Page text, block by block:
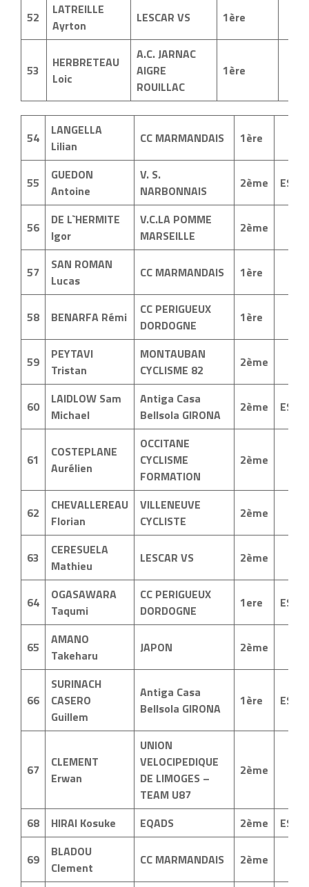
52
LATREILLE
Ayrton
LESCAR VS 1ère
53
HERBRETEAU
Loic
A.C. JARNAC
AIGRE
ROUILLAC
1ère
54
LANGELLA
Lilian
CC MARMANDAIS 1ère
55
GUEDON
Antoine
V. S.
NARBONNAIS
2ème ESP
56
DE L`HERMITE
Igor
V.C.LA POMME
MARSEILLE
2ème
57
SAN ROMAN
Lucas
CC MARMANDAIS 1ère
58 BENARFA Rémi
CC PERIGUEUX
DORDOGNE
1ère
59
PEYTAVI
Tristan
MONTAUBAN
CYCLISME 82
2ème
60
LAIDLOW Sam
Michael
Antiga Casa
Bellsola GIRONA
2ème ESP
61
COSTEPLANE
Aurélien
OCCITANE
CYCLISME
FORMATION
2ème
62
CHEVALLEREAU
Florian
VILLENEUVE
CYCLISTE
2ème
63
CERESUELA
Mathieu
LESCAR VS 2ème
64
OGASAWARA
Taqumi
CC PERIGUEUX
DORDOGNE
1ere ESP
65
AMANO
Takeharu
JAPON 2ème
66
SURINACH
CASERO
Guillem
Antiga Casa
Bellsola GIRONA
1ère ESP
67
CLEMENT
Erwan
UNION
VELOCIPEDIQUE
DE LIMOGES –
TEAM U87
2ème
68 HIRAI Kosuke EQADS 2ème ESP
69
BLADOU
Clement
CC MARMANDAIS 2ème